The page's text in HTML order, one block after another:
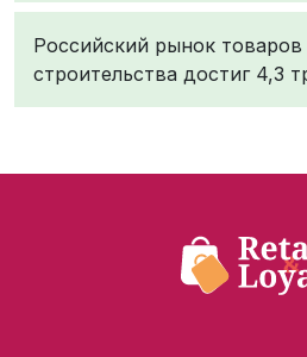
Российский рынок
строительства достиг 4,3